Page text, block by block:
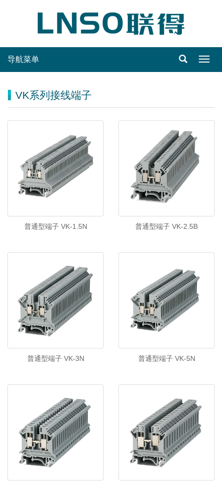
导航菜单
VK系列接线端子
普通型端子 VK-1.5N 普通型端子 VK-2.5B
普通型端子 VK-3N 普通型端子 VK-5N